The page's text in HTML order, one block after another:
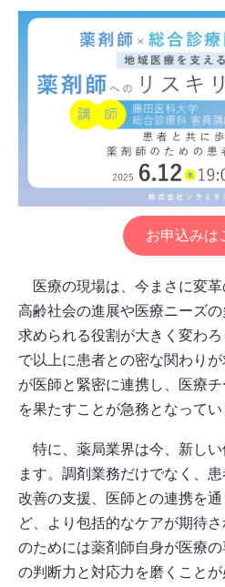
お申込みは
医療の現場は、今まさに変革
高齢社会の進展や医療ニーズ
求められる役割が大きく変わ
で以上に患者との密な関わり
が医師と緊密に連携し、医療
を果たすことが急務となってい
特に、薬局業界は今、新しい
ます。調剤業務だけでなく、
改善の支援、医師との連携を
ど、より包括的なケアが期待
のためには薬剤師自身が医療
の判断力と対応力を磨くこと